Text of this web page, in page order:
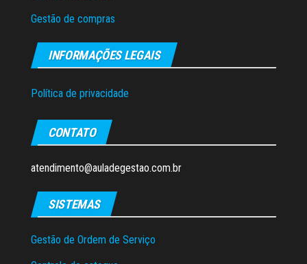
Gestão de compras
INFORMAÇÕES LEGAIS
Política de privacidade
CONTATO
atendimento@auladegestao.com.br
SISTEMAS
Gestão de Ordem de Serviço